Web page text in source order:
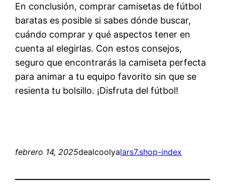
En conclusión, comprar camisetas de fútbol
baratas es posible si sabes dónde buscar,
cuándo comprar y qué aspectos tener en
cuenta al elegirlas. Con estos consejos,
seguro que encontrarás la camiseta perfecta
para animar a tu equipo favorito sin que se
resienta tu bolsillo. ¡Disfruta del fútbol!
febrero 14, 2025dealcoolyalars7.shop-index